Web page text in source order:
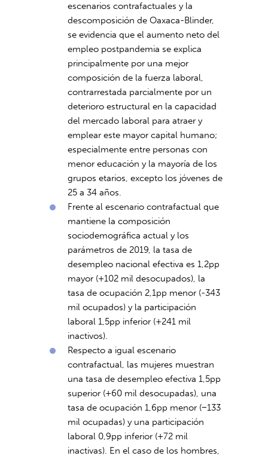
escenarios contrafactuales y la
descomposición de Oaxaca-Blinder,
se evidencia que el aumento neto del
empleo postpandemia se explica
principalmente por una mejor
composición de la fuerza laboral,
contrarrestada parcialmente por un
deterioro estructural en la capacidad
del mercado laboral para atraer y
emplear este mayor capital humano;
especialmente entre personas con
menor educación y la mayoría de los
grupos etarios, excepto los jóvenes de
25 a 34 años.
Frente al escenario contrafactual que
mantiene la composición
sociodemográfica actual y los
parámetros de 2019, la tasa de
desempleo nacional efectiva es 1,2pp
mayor (+102 mil desocupados), la
tasa de ocupación 2,1pp menor (-343
mil ocupados) y la participación
laboral 1,5pp inferior (+241 mil
inactivos).
Respecto a igual escenario
contrafactual, las mujeres muestran
una tasa de desempleo efectiva 1,5pp
superior (+60 mil desocupadas), una
tasa de ocupación 1,6pp menor (−133
mil ocupadas) y una participación
laboral 0,9pp inferior (+72 mil
inactivas). En el caso de los hombres,